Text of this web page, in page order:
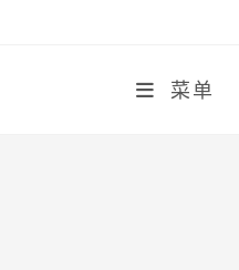
菜单